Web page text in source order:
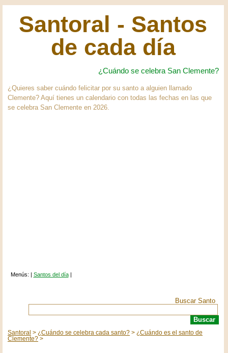
Santoral - Santos
de cada día
¿Cuándo se celebra San Clemente?
¿Quieres saber cuándo felicitar por su santo a alguien llamado
Clemente? Aquí tienes un calendario con todas las fechas en las que
se celebra San Clemente en 2026.
Menús: | Santos del día|
Buscar Santo
Santoral ¿Cuándo se celebra cada santo?
¿Cuándo es el santo de
Clemente?